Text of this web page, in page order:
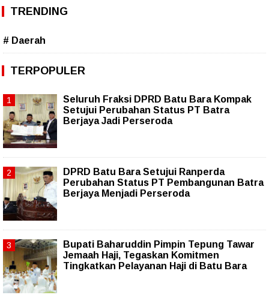
TRENDING
# Daerah
TERPOPULER
Seluruh Fraksi DPRD Batu Bara Kompak
Setujui Perubahan Status PT Batra
Berjaya Jadi Perseroda
DPRD Batu Bara Setujui Ranperda
Perubahan Status PT Pembangunan Batra
Berjaya Menjadi Perseroda
Bupati Baharuddin Pimpin Tepung Tawar
Jemaah Haji, Tegaskan Komitmen
Tingkatkan Pelayanan Haji di Batu Bara